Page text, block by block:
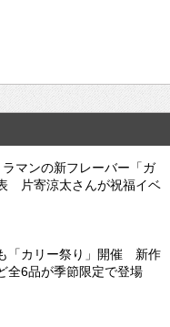
マンの新フレーバー「ガ
片寄涼太さんが祝福イベ
「カリー祭り」開催 新作
全6品が季節限定で登場